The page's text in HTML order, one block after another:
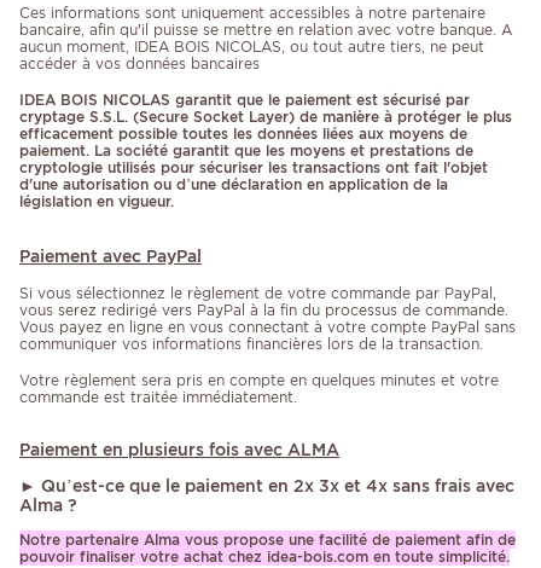
Ces informations sont uniquement accessibles à notre partenaire
bancaire, afin qu'il puisse se mettre en relation avec votre banque. A
aucun moment, IDEA BOIS NICOLAS, ou tout autre tiers, ne peut
accéder à vos données bancaires
IDEA BOIS NICOLAS garantit que le paiement est sécurisé par
cryptage S.S.L. (Secure Socket Layer) de manière à protéger le plus
efficacement possible toutes les données liées aux moyens de
paiement. La société garantit que les moyens et prestations de
cryptologie utilisés pour sécuriser les transactions ont fait l'objet
d'une autorisation ou d’une déclaration en application de la
législation en vigueur.
Paiement avec PayPal
Si vous sélectionnez le règlement de votre commande par PayPal,
vous serez redirigé vers PayPal à la fin du processus de commande.
Vous payez en ligne en vous connectant à votre compte PayPal sans
communiquer vos informations financières lors de la transaction.
Votre règlement sera pris en compte en quelques minutes et votre
commande est traitée immédiatement.
Paiement en plusieurs fois avec ALMA
► Qu’est-ce que le paiement en 2x 3x et 4x sans frais avec
Alma ?
Notre partenaire Alma vous propose une facilité de paiement afin de
pouvoir finaliser votre achat chez idea-bois.com en toute simplicité.